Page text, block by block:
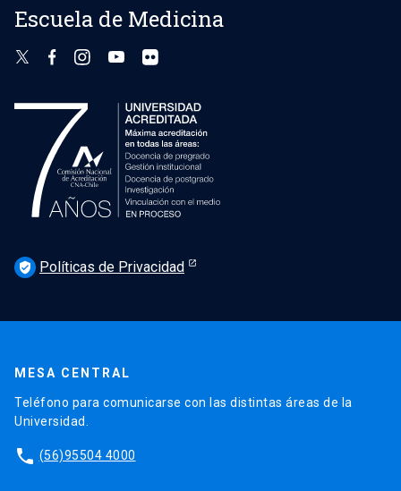
Escuela de Medicina
verified_user Políticas de Privacidad
MESA CENTRAL
Teléfono para comunicarse con las distintas áreas de la
Universidad.
phone (56)95504 4000